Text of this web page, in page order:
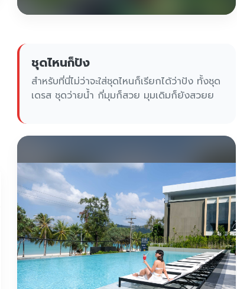
ชุดไหนก็ปัง
สำหรับที่นี่ไม่ว่าจะใส่ชุดไหนก็เรียกได้ว่าปัง ทั้งชุด
เดรส ชุดว่ายน้ำ กี่มุมก็สวย มุมเดิมก็ยังสวยย